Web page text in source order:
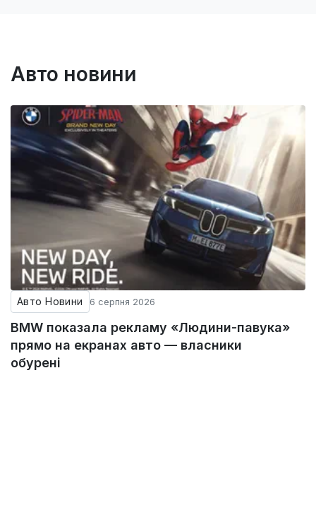
Авто новини
Авто Новини 6 серпня 2026
BMW показала рекламу «Людини-павука»
прямо на екранах авто — власники
обурені